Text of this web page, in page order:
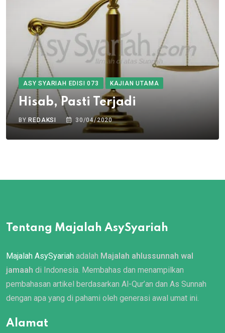
ASY SYARIAH EDISI 073 KAJIAN UTAMA
Hisab, Pasti Terjadi
BYREDAKSI 30/04/2020
Tentang Majalah AsySyariah
Majalah AsySyariah adalah Majalah ahlussunnah wal
jamaah di Indonesia. Membahas dan menampilkan
pembahasan artikel berdasarkan Al-Qur’an dan As Sunnah
dengan apa yang di pahami oleh generasi awal umat ini.
Alamat